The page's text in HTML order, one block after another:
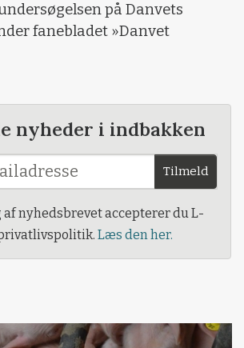
på Danvets
fanebladet »Danvet
nyheder i indbakken
Tilmeld
nyhedsbrevet accepterer du L-
Læs den her.